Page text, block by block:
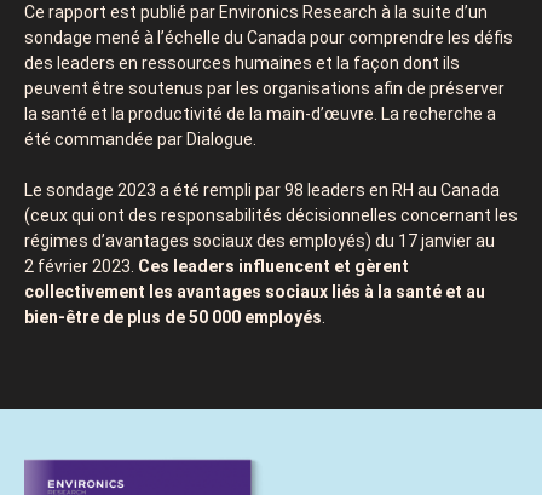
Ce rapport est publié par Environics Research à la suite d’un
sondage mené à l’échelle du Canada pour comprendre les défis
des leaders en ressources humaines et la façon dont ils
peuvent être soutenus par les organisations afin de préserver
la santé et la productivité de la main-d’œuvre. La recherche a
été commandée par Dialogue.
Le sondage 2023 a été rempli par 98 leaders en RH au Canada
(ceux qui ont des responsabilités décisionnelles concernant les
régimes d’avantages sociaux des employés) du 17 janvier au
2 février 2023. Ces leaders influencent et gèrent
collectivement les avantages sociaux liés à la santé et au
bien-être de plus de 50 000 employés